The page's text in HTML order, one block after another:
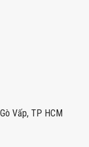
Vấp, TP HCM